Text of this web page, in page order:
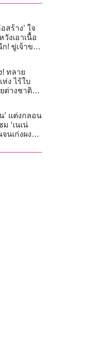
สร้าง’ ใจ
งเอาเนื้อ
! ขู่เจ้าของ
! ทลาย
ง ไร้ใบ
ต่างชาติใช้
’ แต่งกลอน
‘เนเน่
นเก่งผงาด